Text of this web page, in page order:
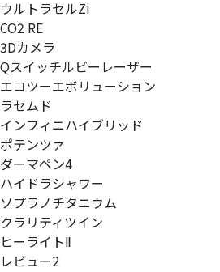
ウルトラセルZi
CO2 RE
3Dカメラ
Qスイッチルビーレーザー
エコツーエボリューション
ラセムド
インフィニハイブリッド
ポテンツァ
ダーマペン4
ハイドラシャワー
ソプラノチタニウム
クラリティツイン
ヒーライトⅡ
レビュー2